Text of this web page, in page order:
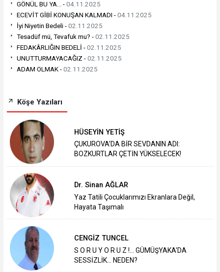
GÖNÜL BU YA... -04.11.2025
ECEVİT GİBİ KONUŞAN KALMADI -04.11.2025
İyi Niyetin Bedeli -02.11.2025
Tesadüf mü, Tevafuk mu? -02.11.2025
FEDAKÂRLIĞIN BEDELİ -02.11.2025
UNUTTURMAYACAĞIZ -02.11.2025
ADAM OLMAK -02.11.2025
Köşe Yazıları
HÜSEYİN YETİŞ
ÇUKUROVA’DA BİR SEVDANIN ADI:
BOZKURTLAR ÇETİN YÜKSELECEK!
Dr. Sinan AĞLAR
Yaz Tatili Çocuklarımızı Ekranlara Değil,
Hayata Taşımalı
CENGİZ TUNCEL
S O R U Y O R U Z !... GÜMÜŞYAKA'DA
SESSİZLİK... NEDEN?